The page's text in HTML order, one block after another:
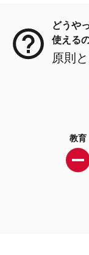
どうや
使える
原則
教育